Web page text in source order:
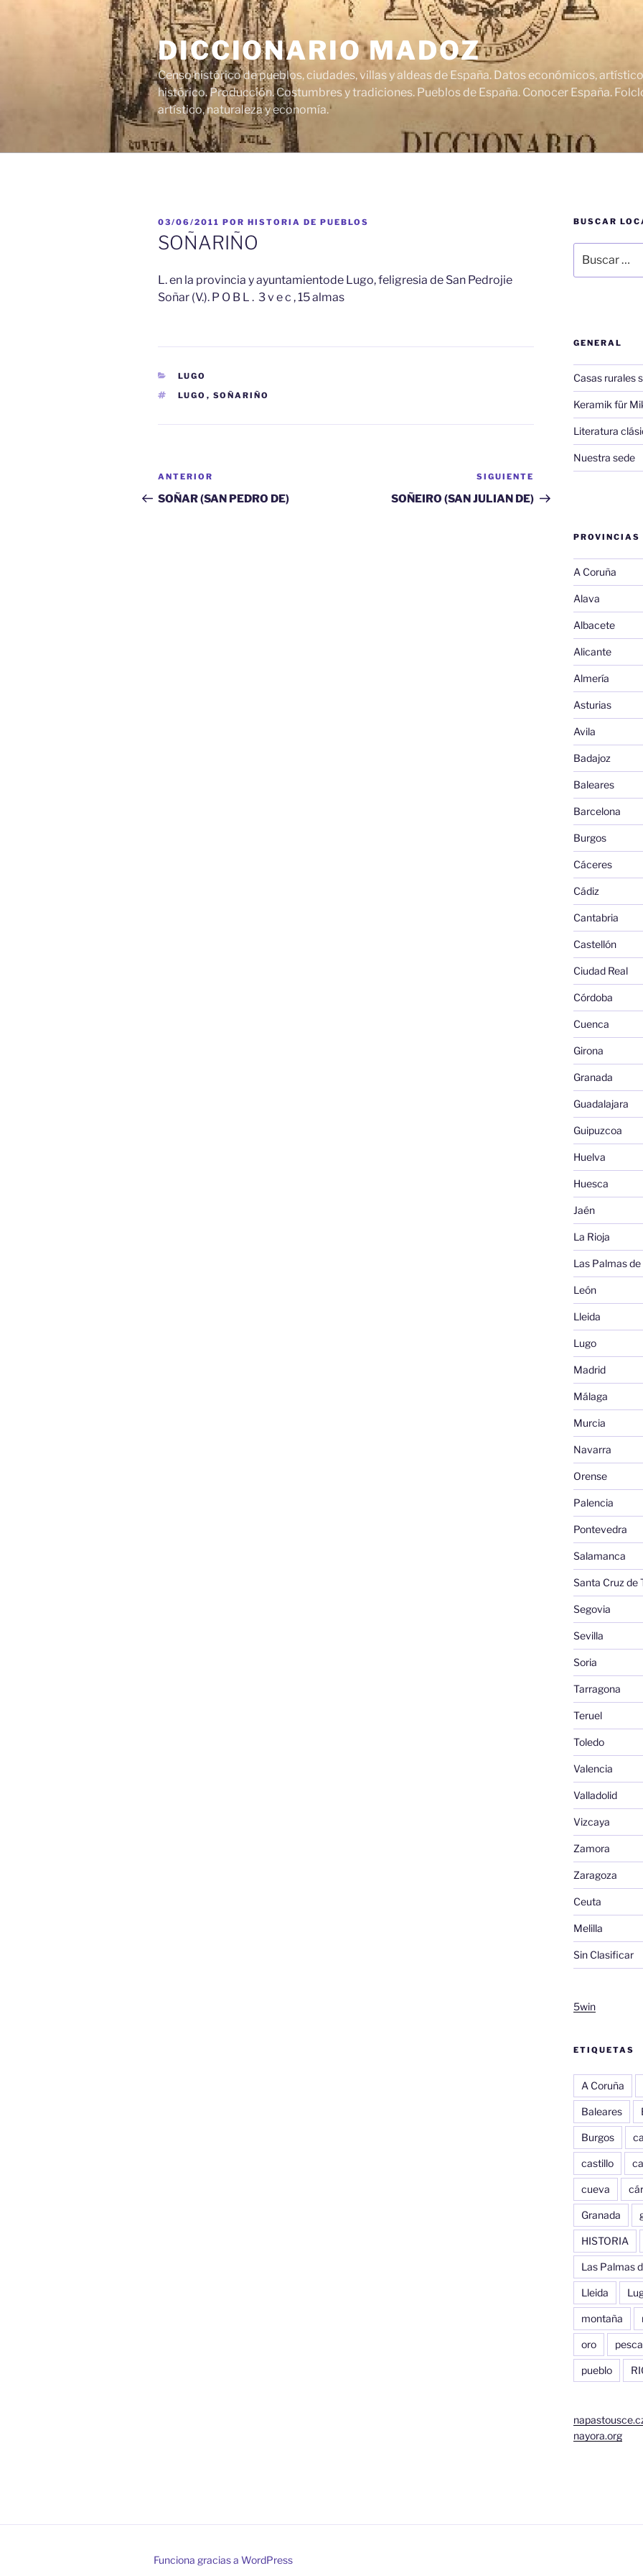
DICCIONARIO MADOZ
Censo histórico de pueblos, ciudades, villas y aldeas de España. Datos económicos,
histórico. Producción. Costumbres y tradiciones. Pueblos de España. Conocer España.
artístico, naturaleza y economía.
PUBLICADO
EL
03/06/2011 POR HISTORIA DE PUEBLOS
SOÑARIÑO
L. en la provincia y ayuntamientode Lugo, feligresia de San Pedrojie
Soñar (V.). P O B L . 3 v e c , 15 almas
CATEGORÍAS
LUGO
ETIQUETAS
LUGO , SOÑARIÑO
Navegación
de
Entrada
anterior:
ANTERIOR
SOÑAR (SAN PEDRO DE)
entrada
SIGUIENTE
SOÑEIRO (SAN JULIAN DE)
BUSCAR
por:
GENERAL
Casas rurales
Keramik für
Literatura
Nuestra sede
PROVINCIAS
A Coruña
Alava
Albacete
Alicante
Almería
Asturias
Avila
Badajoz
Baleares
Barcelona
Burgos
Cáceres
Cádiz
Cantabria
Castellón
Ciudad Real
Córdoba
Cuenca
Girona
Granada
Guadalajara
Guipuzcoa
Huelva
Huesca
Jaén
La Rioja
Las Palmas
León
Lleida
Lugo
Madrid
Málaga
Murcia
Navarra
Orense
Palencia
Pontevedra
Salamanca
Santa Cruz de
Segovia
Sevilla
Soria
Tarragona
Teruel
Toledo
Valencia
Valladolid
Vizcaya
Zamora
Zaragoza
Ceuta
Melilla
Sin Clasificar
5win
ETIQUETAS
A Coruña
Baleares
Burgos
castillo
cueva
Granada
HISTORIA
Las Palmas
Lleida
montaña
oro pesca
pueblo
nayora.org
Funciona gracias a WordPress